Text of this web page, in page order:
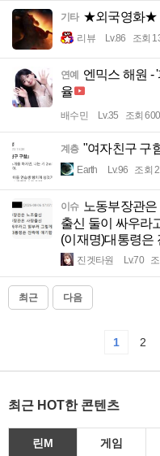
기타 ★외국영화★
리뷰 Lv.86 조회
연예 엔믹스 해원 -
율
배수민 Lv.35 조회 600
계층 "여자친구 구
Earth Lv.96 조회
이슈 노동부장관
출신 둘이 싸우라
(이재명)대통령은
진겟타원 Lv.70
최근 다음
1 2
최근 HOT한 콘텐츠
린M 게임